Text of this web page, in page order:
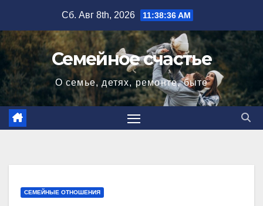
содержимому
Сб. Авг 8th, 2026 11:38:37 AM
Семейное счастье
О семье, детях, ремонте, быте
СЕМЕЙНЫЕ ОТНОШЕНИЯ